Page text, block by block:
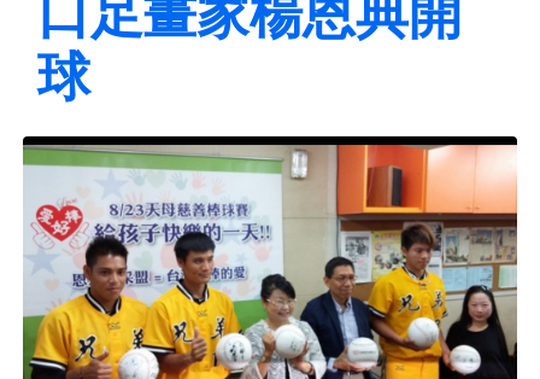
口足畫家楊恩典開
球